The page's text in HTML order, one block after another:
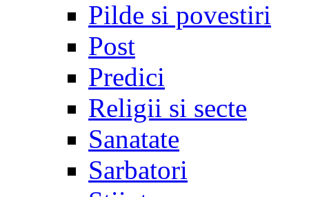
Pilde si povestiri
Post
Predici
Religii si secte
Sanatate
Sarbatori